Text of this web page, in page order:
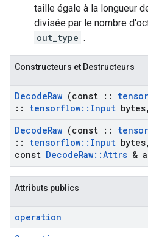
taille égale à la longueur
divisée par le nombre
out_type .
Constructeurs et Destructeurs
DecodeRaw (const ::
::
tensorflow:: Input bytes,
DecodeRaw (const ::
::
tensorflow:: Input bytes,
const DecodeRaw::Attrs &
Attributs publics
operation